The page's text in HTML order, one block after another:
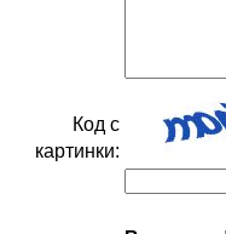
Код с
картинки: